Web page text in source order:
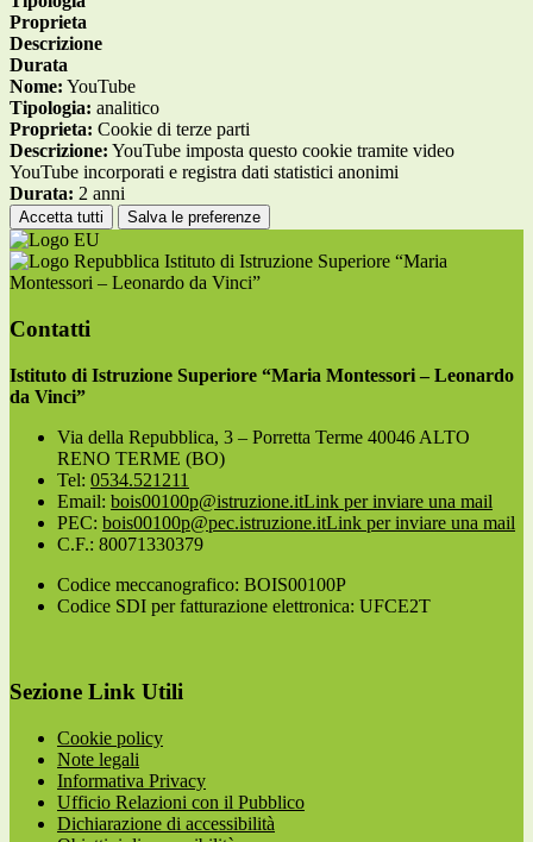
Proprieta
Descrizione
Durata
Nome: YouTube
Tipologia: analitico
Proprieta: Cookie di terze parti
Descrizione: YouTube imposta questo cookie tramite video
YouTube incorporati e registra dati statistici anonimi
Durata: 2 anni
Accetta tutti Salva le preferenze
Istituto di Istruzione Superiore “Maria
Montessori – Leonardo da Vinci”
Contatti
Istituto di Istruzione Superiore “Maria Montessori – Leonardo
da Vinci”
Via della Repubblica, 3 – Porretta Terme 40046 ALTO
RENO TERME (BO)
Tel: 0534.521211
Email: bois00100p@istruzione.itLink per inviare una mail
PEC: bois00100p@pec.istruzione.itLink per inviare una mail
C.F.: 80071330379
Codice meccanografico: BOIS00100P
Codice SDI per fatturazione elettronica: UFCE2T
Sezione Link Utili
Cookie policy
Note legali
Informativa Privacy
Ufficio Relazioni con il Pubblico
Dichiarazione di accessibilità